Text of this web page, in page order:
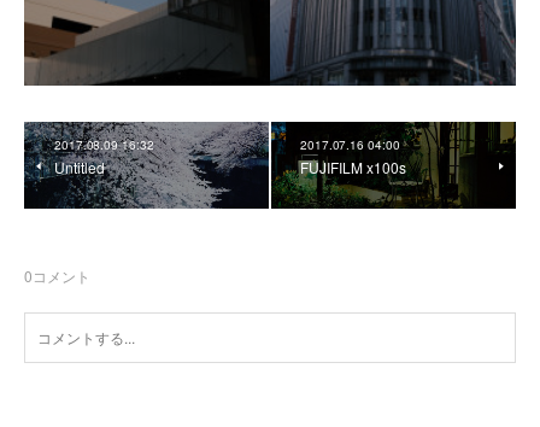
2017.08.09 16:32
Untitled
2017.07.16 04:00
FUJIFILM x100s
0コメント